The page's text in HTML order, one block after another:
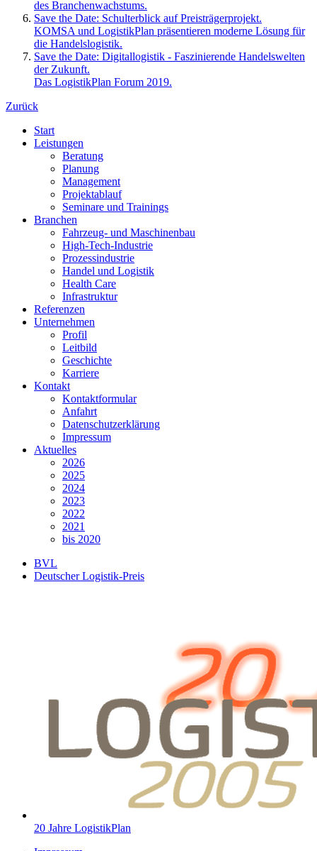
des Branchenwachstums.
Save the Date: Schulterblick auf Preisträgerprojekt.
KOMSA und LogistikPlan präsentieren moderne Lösung für
die Handelslogistik.
Save the Date: Digitallogistik - Faszinierende Handelswelten
der Zukunft.
Das LogistikPlan Forum 2019.
Zurück
Start
Leistungen
Beratung
Planung
Management
Projektablauf
Seminare und Trainings
Branchen
Fahrzeug- und Maschinenbau
High-Tech-Industrie
Prozessindustrie
Handel und Logistik
Health Care
Infrastruktur
Referenzen
Unternehmen
Profil
Leitbild
Geschichte
Karriere
Kontakt
Kontaktformular
Anfahrt
Datenschutzerklärung
Impressum
Aktuelles
2026
2025
2024
2023
2022
2021
bis 2020
BVL
Deutscher Logistik-Preis
20 Jahre LogistikPlan